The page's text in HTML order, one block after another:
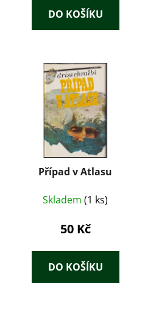
DO KOŠÍKU
Případ v Atlasu
Skladem (1 ks)
50 Kč
DO KOŠÍKU